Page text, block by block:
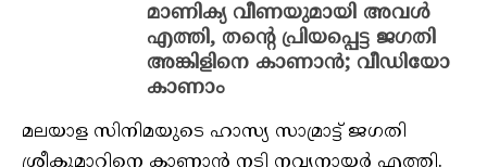
മാണിക്യ വീണയുമായി അവൾ
എത്തി, തന്റെ പ്രിയപ്പെട്ട ജഗതി
അങ്കിളിനെ കാണാൻ; വീഡിയോ
കാണാം
മലയാള സിനിമയുടെ ഹാസ്യ സാമ്രാട്ട് ജഗതി